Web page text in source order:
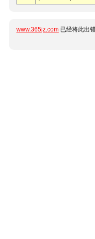
www.365jz.com 已经将此出